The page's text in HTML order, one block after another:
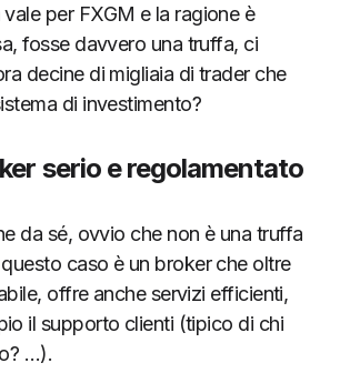
per FXGM e la ragione è
fosse davvero una truffa, ci
decine di migliaia di trader che
di investimento?
serio e regolamentato
da sé, ovvio che non è una truffa
caso è un broker che oltre
offre anche servizi efficienti,
il supporto clienti (tipico di chi
…).